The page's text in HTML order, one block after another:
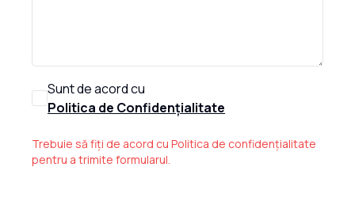
Sunt de acord cu
Politica de Confidențialitate
Trebuie să fiți de acord cu Politica de confidențialitate
pentru a trimite formularul.